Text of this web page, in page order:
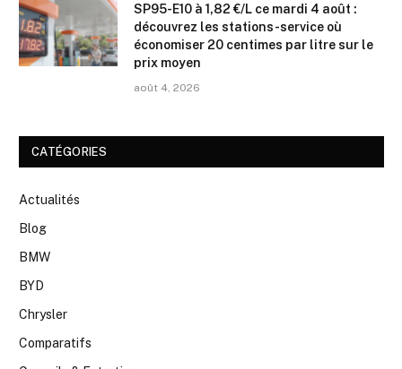
SP95-E10 à 1,82 €/L ce mardi 4 août :
découvrez les stations-service où
économiser 20 centimes par litre sur le
prix moyen
août 4, 2026
CATÉGORIES
Actualités
Blog
BMW
BYD
Chrysler
Comparatifs